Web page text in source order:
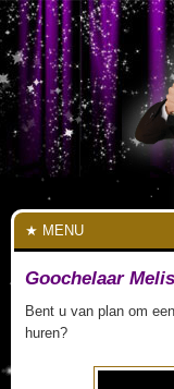
MENU
Goochelaar
Bent u van plan om
huren?